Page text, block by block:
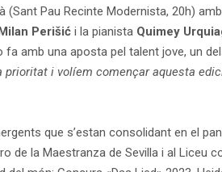
(Sant Pau Recinte Modernista, 20h)
Perišić i la pianista Quimey
amb una aposta pel talent jove, un
i volíem començar aquesta
que s’estan consolidant en el
de la Maestranza de Sevilla i al Liceu